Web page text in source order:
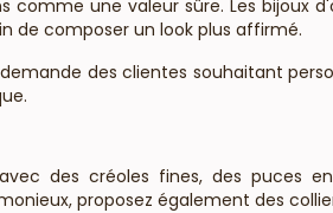
comme une valeur sûre. Les
de composer un look plus affirmé.
des clientes souhaitant
des créoles fines, des
proposez également des